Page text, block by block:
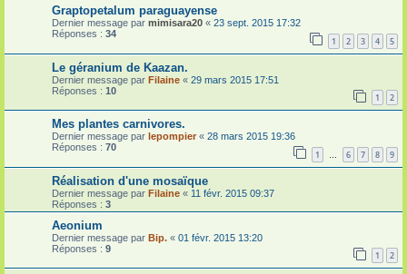
Graptopetalum paraguayense
Dernier message par mimisara20 « 23 sept. 2015 17:32
Réponses : 34
1 2 3 4 5
Le géranium de Kaazan.
Dernier message par Filaine « 29 mars 2015 17:51
Réponses : 10
1 2
Mes plantes carnivores.
Dernier message par lepompier « 28 mars 2015 19:36
Réponses : 70
1 … 6 7 8 9
Réalisation d'une mosaïque
Dernier message par Filaine « 11 févr. 2015 09:37
Réponses : 3
Aeonium
Dernier message par Bip. « 01 févr. 2015 13:20
Réponses : 9
1 2